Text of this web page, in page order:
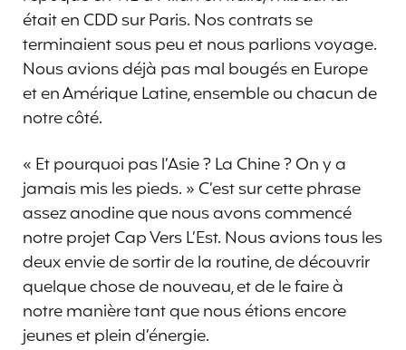
était en CDD sur Paris. Nos contrats se
terminaient sous peu et nous parlions voyage.
Nous avions déjà pas mal bougés en Europe
et en Amérique Latine, ensemble ou chacun de
notre côté.
« Et pourquoi pas l’Asie ? La Chine ? On y a
jamais mis les pieds. » C’est sur cette phrase
assez anodine que nous avons commencé
notre projet Cap Vers L’Est. Nous avions tous les
deux envie de sortir de la routine, de découvrir
quelque chose de nouveau, et de le faire à
notre manière tant que nous étions encore
jeunes et plein d’énergie.